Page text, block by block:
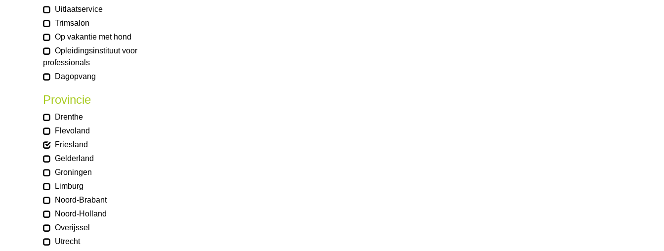
Uitlaatservice
Trimsalon
Op vakantie met hond
Opleidingsinstituut voor
professionals
Dagopvang
Provincie
Drenthe
Flevoland
Friesland
Gelderland
Groningen
Limburg
Noord-Brabant
Noord-Holland
Overijssel
Utrecht